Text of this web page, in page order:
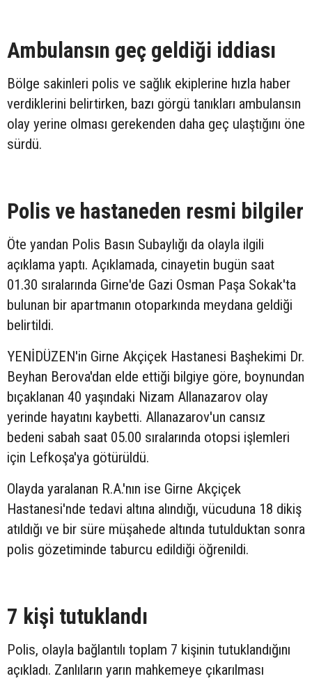
Ambulansın geç geldiği iddiası
Bölge sakinleri polis ve sağlık ekiplerine hızla haber
verdiklerini belirtirken, bazı görgü tanıkları ambulansın
olay yerine olması gerekenden daha geç ulaştığını öne
sürdü.
Polis ve hastaneden resmi bilgiler
Öte yandan Polis Basın Subaylığı da olayla ilgili
açıklama yaptı. Açıklamada, cinayetin bugün saat
01.30 sıralarında Girne'de Gazi Osman Paşa Sokak'ta
bulunan bir apartmanın otoparkında meydana geldiği
belirtildi.
YENİDÜZEN'in Girne Akçiçek Hastanesi Başhekimi Dr.
Beyhan Berova'dan elde ettiği bilgiye göre, boynundan
bıçaklanan 40 yaşındaki Nizam Allanazarov olay
yerinde hayatını kaybetti. Allanazarov'un cansız
bedeni sabah saat 05.00 sıralarında otopsi işlemleri
için Lefkoşa'ya götürüldü.
Olayda yaralanan R.A.'nın ise Girne Akçiçek
Hastanesi'nde tedavi altına alındığı, vücuduna 18 dikiş
atıldığı ve bir süre müşahede altında tutulduktan sonra
polis gözetiminde taburcu edildiği öğrenildi.
7 kişi tutuklandı
Polis, olayla bağlantılı toplam 7 kişinin tutuklandığını
açıkladı. Zanlıların yarın mahkemeye çıkarılması